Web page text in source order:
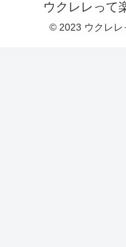
ウクレレって
© 2023 ウクレレ